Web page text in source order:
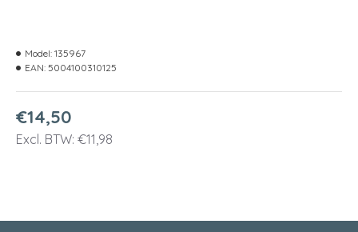
€14,50
Excl. BTW: €11,98
Model: 135967
EAN: 5004100310125